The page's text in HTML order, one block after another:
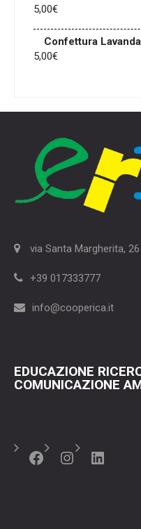
5,00€
Confettura
5,00€
via Santa Margherita,
+39 017333777
info@cooperica.it
EDUCAZIONE
COMUNICAZIONE
Facebook
Instagram